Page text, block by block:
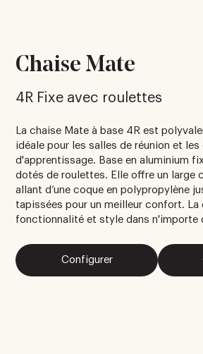
Chaise Mate
4R Fixe avec roulettes
La chaise Mate à base 4R est
idéale pour les salles de réunion et les
d'apprentissage. Base en aluminium
dotés de roulettes. Elle offre un large
allant d’une coque en polypropylène
tapissées pour un meilleur confort. La
fonctionnalité et style dans n'importe
Configurer